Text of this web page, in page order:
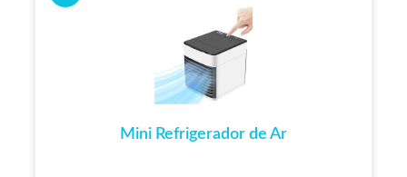
Mini Refrigerador de Ar